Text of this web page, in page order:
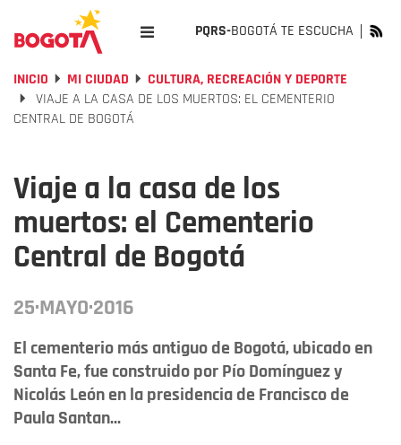
PQRS-BOGOTÁ TE ESCUCHA
INICIO MI CIUDAD
CULTURA, RECREACIÓN Y DEPORTE
VIAJE A LA CASA DE LOS MUERTOS: EL CEMENTERIO
CENTRAL DE BOGOTÁ
Viaje a la casa de los
muertos: el Cementerio
Central de Bogotá
25·MAYO·2016
El cementerio más antiguo de Bogotá, ubicado en
Santa Fe, fue construido por Pío Domínguez y
Nicolás León en la presidencia de Francisco de
Paula Santan...